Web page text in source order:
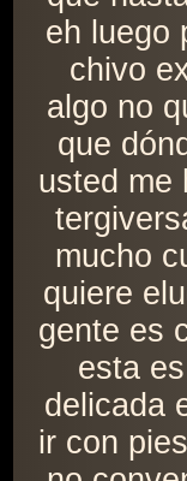
eh luego
chivo
algo no
que
usted me
mucho
quiere
gente es
esta
delicada
ir con